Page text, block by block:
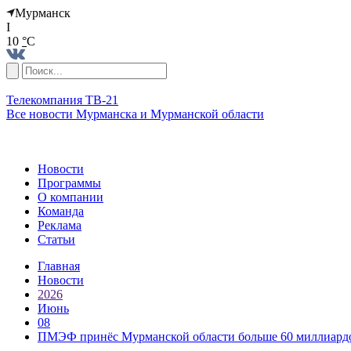
Мурманск
I
10 °C
Телекомпания ТВ-21
Все новости Мурманска и Мурманской области
Новости
Программы
О компании
Команда
Реклама
Статьи
Главная
Новости
2026
Июнь
08
ПМЭФ принёс Мурманской области больше 60